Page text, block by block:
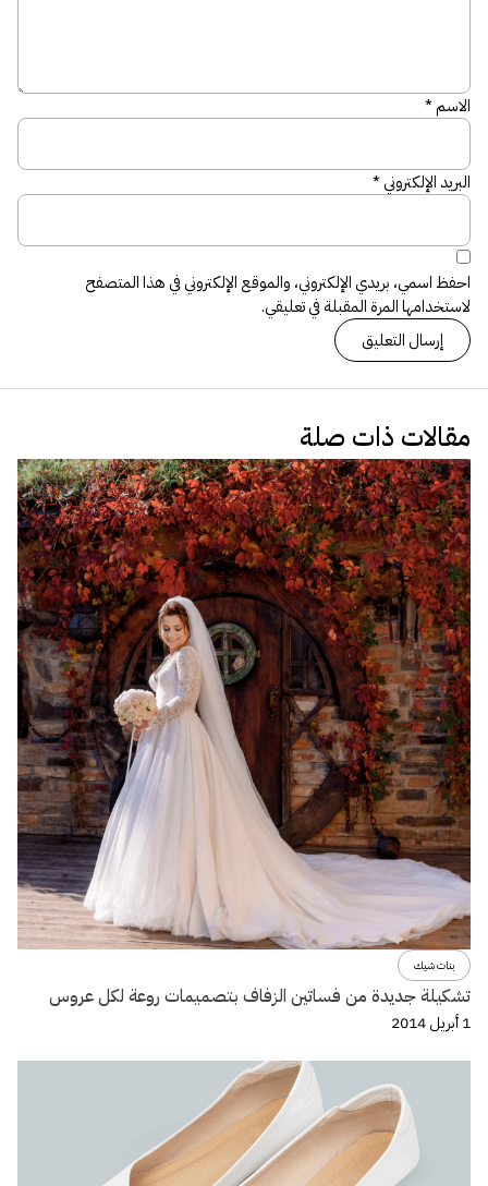
الاسم*
البريد الإلكتروني*
احفظ اسمي، بريدي الإلكتروني، والموقع الإلكتروني في هذا المتصفح
لاستخدامها المرة المقبلة في تعليقي.
مقالات ذات صلة
بنات شيك
تشكيلة جديدة من فساتين الزفاف بتصميمات روعة لكل عروس
1 أبريل 2014